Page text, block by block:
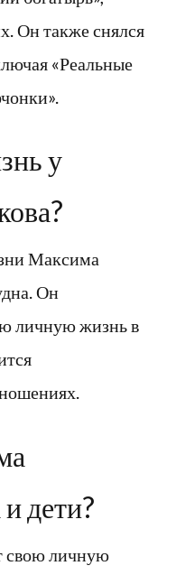
Он также снялся
«Реальные
у
Максима
Он
личную жизнь в
дети?
свою личную